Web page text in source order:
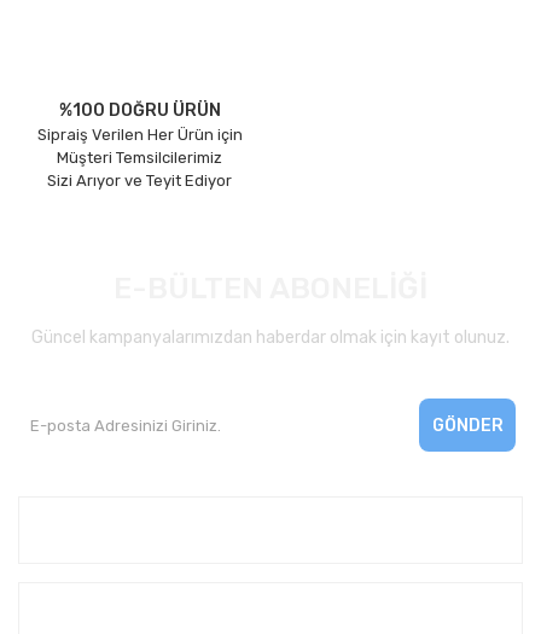
%100 DOĞRU ÜRÜN
Sipraiş Verilen Her Ürün için
Müşteri Temsilcilerimiz
Sizi Arıyor ve Teyit Ediyor
Güncel kampanyalarımızdan haberdar olmak için kayıt olunuz.
GÖNDER